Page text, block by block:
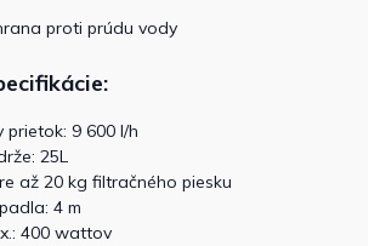
proti prúdu vody
prietok: 9 600 l/h
25L
až 20 kg filtračného piesku
4 m
400 wattov